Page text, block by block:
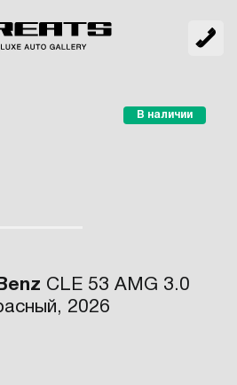
CLE 53 AMG 3.0
2026
В наличии